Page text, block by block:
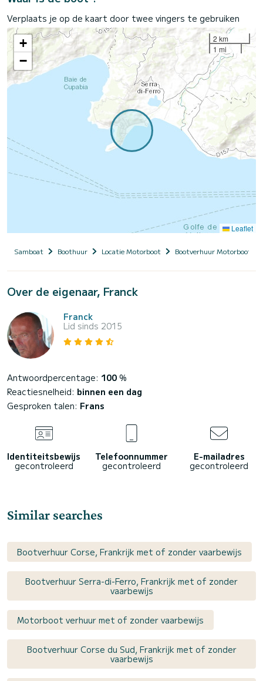
Verplaats je op de kaart door twee vingers te gebruiken
+
−
2 km
1 mi
Leaflet
Samboat Boothuur Locatie Motorboot Bootverhuur Motorboot
Over de eigenaar, Franck
Franck
Lid sinds 2015
Antwoordpercentage: 100 %
Reactiesnelheid: binnen een dag
Gesproken talen: Frans
Identiteitsbewijs
gecontroleerd
Telefoonnummer
gecontroleerd
E-mailadres
gecontroleerd
Similar searches
Bootverhuur Corse, Frankrijk met of zonder vaarbewijs
Bootverhuur Serra-di-Ferro, Frankrijk met of zonder
vaarbewijs
Motorboot verhuur met of zonder vaarbewijs
Bootverhuur Corse du Sud, Frankrijk met of zonder
vaarbewijs